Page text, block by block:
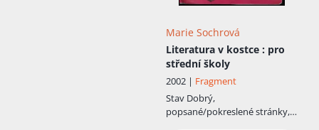
Marie Sochrová
Literatura v kostce : pro
střední školy
2002 | Fragment
Stav Dobrý,
popsané/pokreslené stránky,